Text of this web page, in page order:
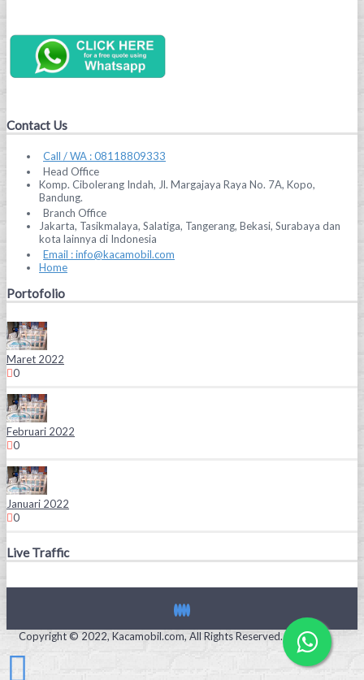
Contact Us
Call / WA : 08118809333
Head Office
Komp. Cibolerang Indah, Jl. Margajaya Raya No. 7A, Kopo,
Bandung.
Branch Office
Jakarta, Tasikmalaya, Salatiga, Tangerang, Bekasi, Surabaya dan
kota lainnya di Indonesia
Email : info@kacamobil.com
Home
Portofolio
Maret 2022
0
Februari 2022
0
Januari 2022
0
Live Traffic
Copyright © 2022, Kacamobil.com, All Rights Reserved.